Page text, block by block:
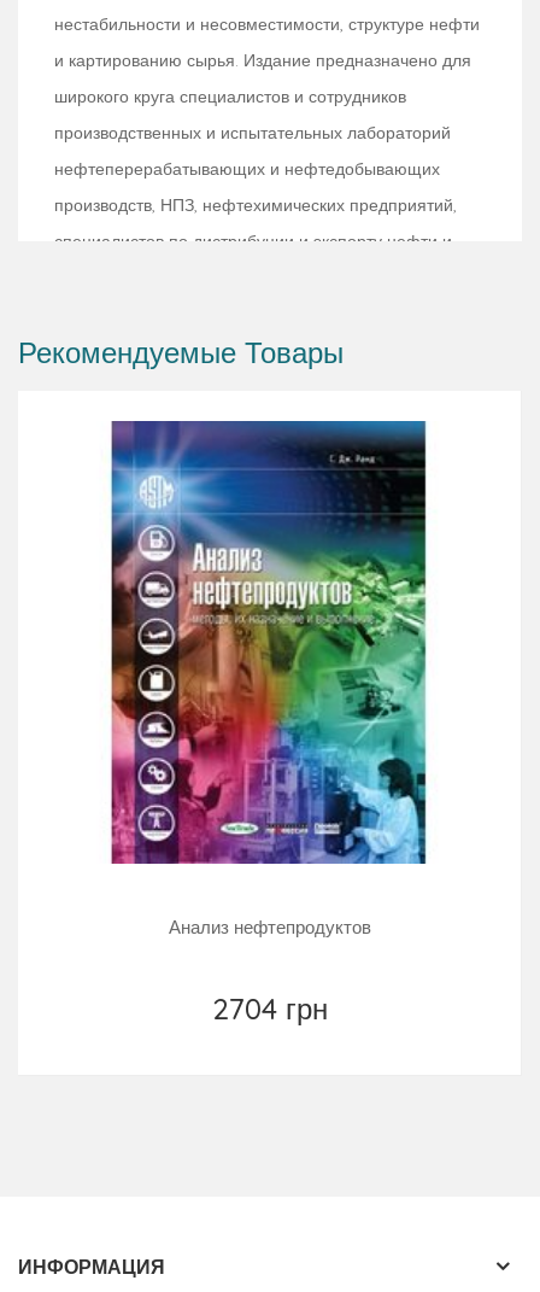
нестабильности и несовместимости, структуре нефти
и картированию сырья. Издание предназначено для
широкого круга специалистов и сотрудников
производственных и испытательных лабораторий
нефтеперерабатывающих и нефтедобывающих
производств, НПЗ, нефтехимических предприятий,
специалистов по дистрибуции и экспорту нефти и
Рекомендуемые Товары
Анализ нефтепродуктов
2704 грн
ИНФОРМАЦИЯ